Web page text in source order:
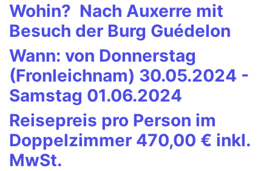
Wohin? Nach Auxerre mit
Besuch der Burg Guédelon
Wann: von Donnerstag
(Fronleichnam) 30.05.2024 -
Samstag 01.06.2024
Reisepreis pro Person im
Doppelzimmer 470,00 € inkl.
MwSt.